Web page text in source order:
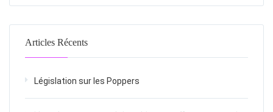
Articles Récents
Législation sur les Poppers